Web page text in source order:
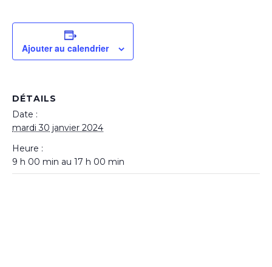
Ajouter au calendrier
DÉTAILS
Date :
mardi 30 janvier 2024
Heure :
9 h 00 min au 17 h 00 min